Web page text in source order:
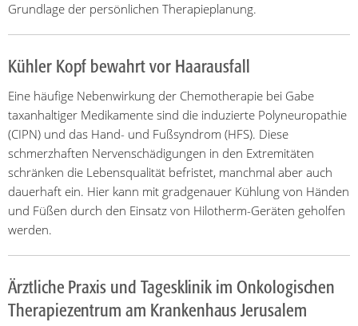
Grundlage der persönlichen Therapieplanung.
Kühler Kopf bewahrt vor Haarausfall
Eine häufige Nebenwirkung der Chemotherapie bei Gabe
taxanhaltiger Medikamente sind die induzierte Polyneuropathie
(CIPN) und das Hand- und Fußsyndrom (HFS). Diese
schmerzhaften Nervenschädigungen in den Extremitäten
schränken die Lebensqualität befristet, manchmal aber auch
dauerhaft ein. Hier kann mit gradgenauer Kühlung von Händen
und Füßen durch den Einsatz von Hilotherm-Geräten geholfen
werden.
Ärztliche Praxis und Tagesklinik im Onkologischen
Therapiezentrum am Krankenhaus Jerusalem